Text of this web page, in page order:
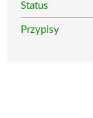
Status
Przypisy